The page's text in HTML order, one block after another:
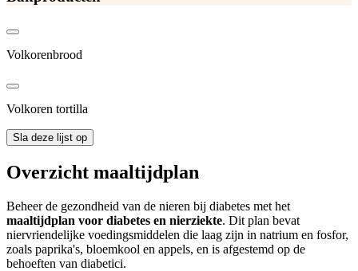
Volkorenbrood
Volkoren tortilla
Sla deze lijst op
Overzicht maaltijdplan
Beheer de gezondheid van de nieren bij diabetes met het
maaltijdplan voor diabetes en nierziekte. Dit plan bevat
niervriendelijke voedingsmiddelen die laag zijn in natrium en fosfor,
zoals paprika's, bloemkool en appels, en is afgestemd op de
behoeften van diabetici.